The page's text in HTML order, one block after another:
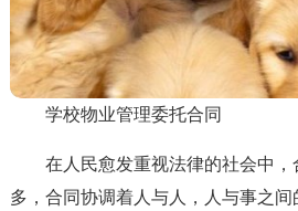
学校物业管理委托合同
在人民愈发重视法律的社会中
多，合同协调着人与人，人与事之